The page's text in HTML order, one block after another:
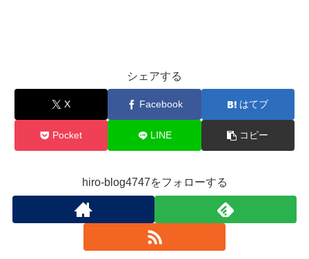
シェアする
X Facebook はてブ
Pocket LINE コピー
hiro-blog4747をフォローする